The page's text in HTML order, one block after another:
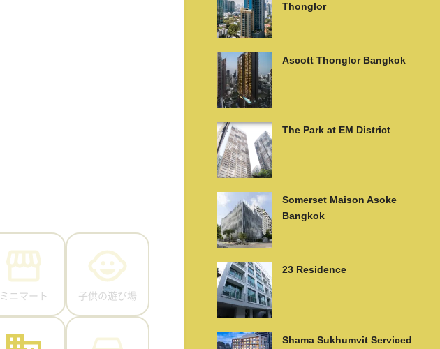
ミニマート 子供の遊び場
Thonglor
Ascott Thonglor Bangkok
The Park at EM District
Somerset Maison Asoke
Bangkok
23 Residence
Shama Sukhumvit Serviced